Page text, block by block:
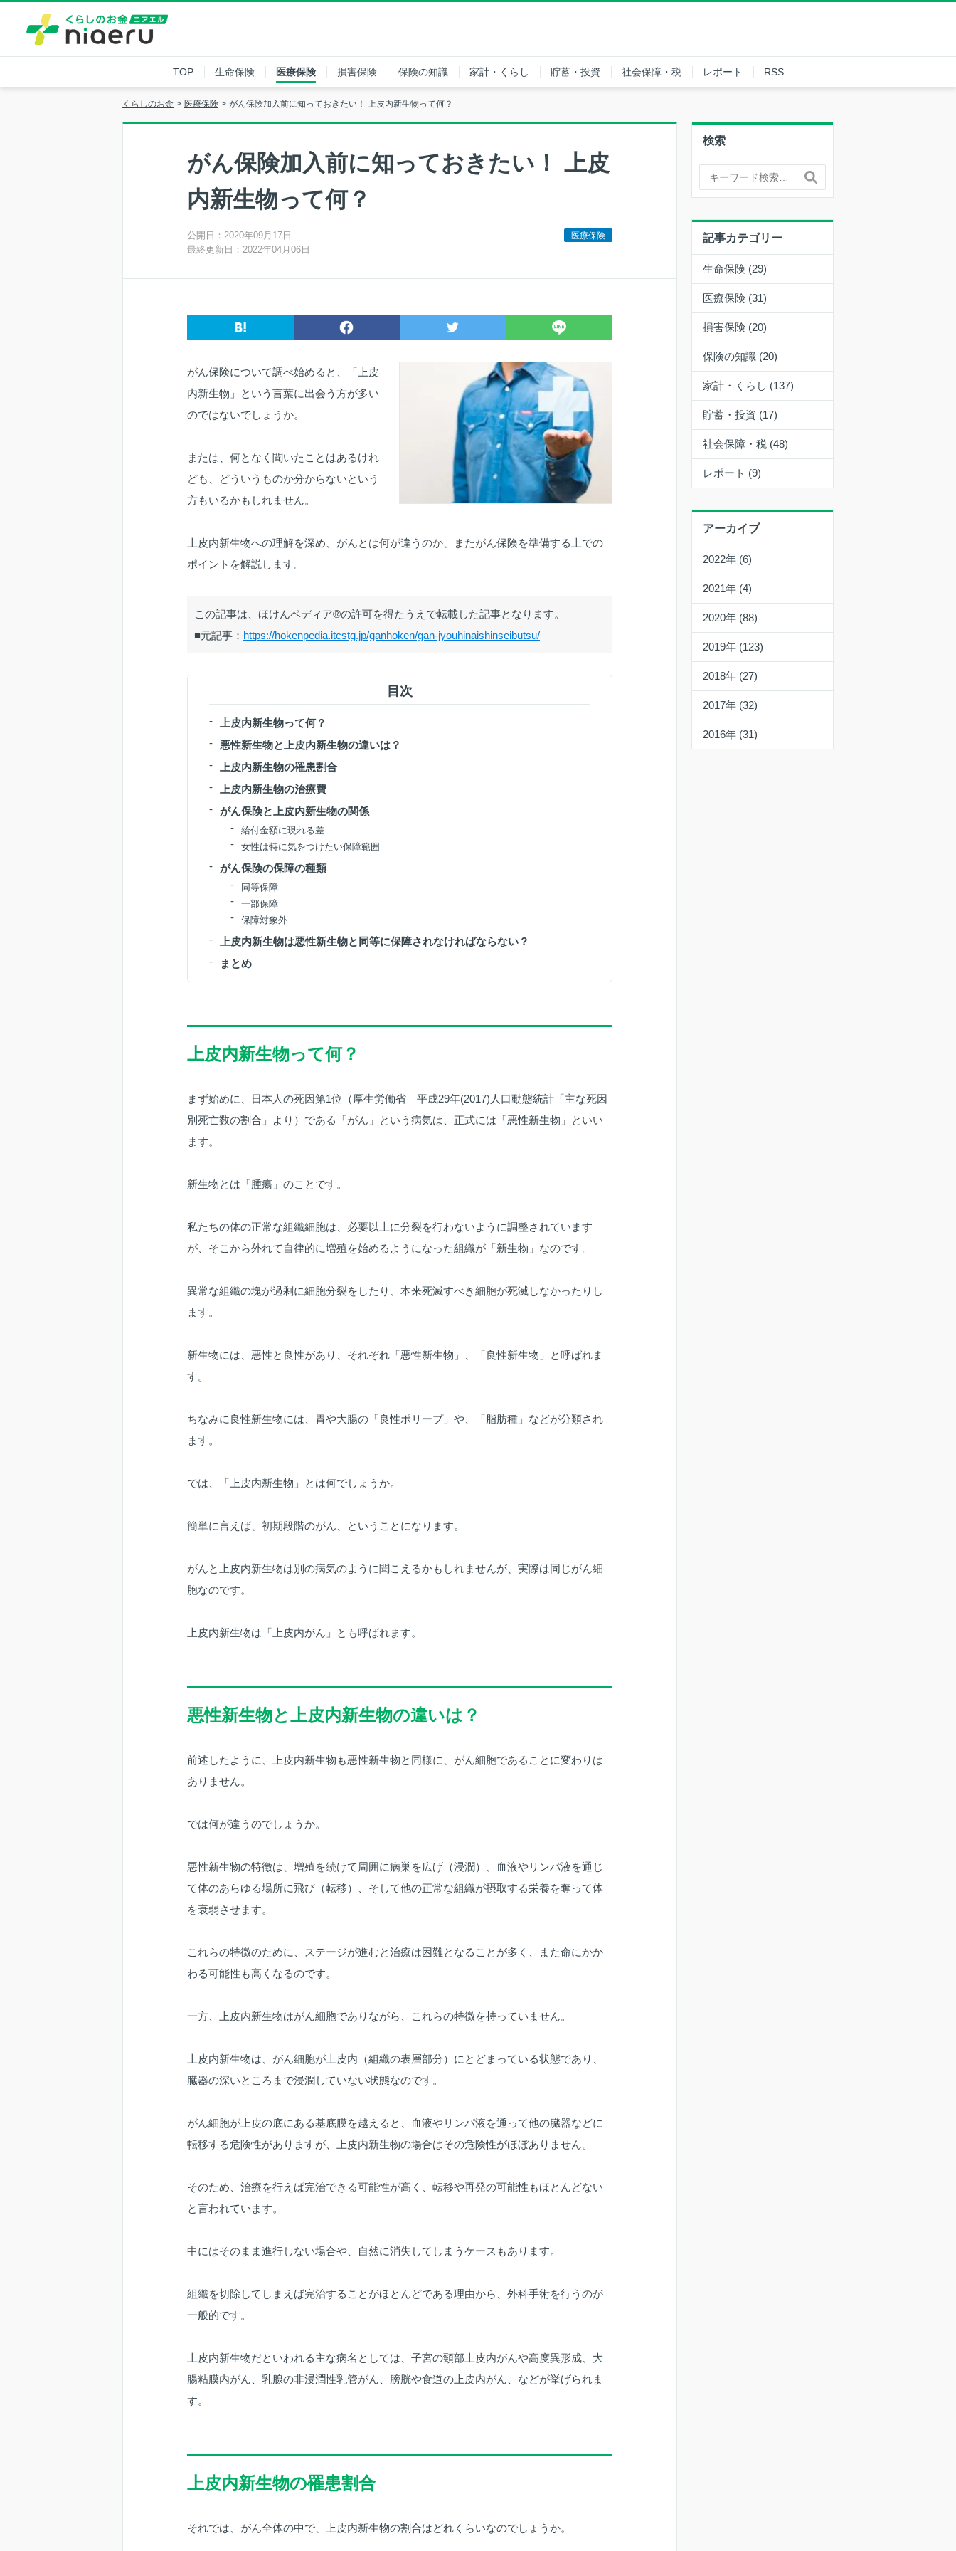
TOP 生命保険 医療保険 損害保険 保険の知識 家計・くらし 貯蓄・投資 社会保障・税 レポート RSS
くらしのお金 医療保険 がん保険加入前に知っておきたい！ 上皮内新生物って何？
がん保険加入前に知っておきたい！ 上皮
内新生物って何？
公開日：2020年09月17日
最終更新日：2022年04月06日
医療保険
がん保険について調べ始めると、「上皮
内新生物」という言葉に出会う方が多い
のではないでしょうか。
または、何となく聞いたことはあるけれ
ども、どういうものか分からないという
方もいるかもしれません。
上皮内新生物への理解を深め、がんとは何が違うのか、またがん保険を準備する上での
ポイントを解説します。
この記事は、ほけんペディア®の許可を得たうえで転載した記事となります。
■元記事： https://hokenpedia.itcstg.jp/ganhoken/gan-jyouhinaishinseibutsu/
目次
上皮内新生物って何？
悪性新生物と上皮内新生物の違いは？
上皮内新生物の罹患割合
上皮内新生物の治療費
がん保険と上皮内新生物の関係
給付金額に現れる差
女性は特に気をつけたい保障範囲
がん保険の保障の種類
同等保障
一部保障
保障対象外
上皮内新生物は悪性新生物と同等に保障されなければならない？
まとめ
上皮内新生物って何？
まず始めに、日本人の死因第1位（厚生労働省 平成29年(2017)人口動態統計「主な死因
別死亡数の割合」より）である「がん」という病気は、正式には「悪性新生物」といい
ます。
新生物とは「腫瘍」のことです。
私たちの体の正常な組織細胞は、必要以上に分裂を行わないように調整されています
が、そこから外れて自律的に増殖を始めるようになった組織が「新生物」なのです。
異常な組織の塊が過剰に細胞分裂をしたり、本来死滅すべき細胞が死滅しなかったりし
ます。
新生物には、悪性と良性があり、それぞれ「悪性新生物」、「良性新生物」と呼ばれま
す。
ちなみに良性新生物には、胃や大腸の「良性ポリープ」や、「脂肪種」などが分類され
ます。
では、「上皮内新生物」とは何でしょうか。
簡単に言えば、初期段階のがん、ということになります。
がんと上皮内新生物は別の病気のように聞こえるかもしれませんが、実際は同じがん細
胞なのです。
上皮内新生物は「上皮内がん」とも呼ばれます。
悪性新生物と上皮内新生物の違いは？
前述したように、上皮内新生物も悪性新生物と同様に、がん細胞であることに変わりは
ありません。
では何が違うのでしょうか。
悪性新生物の特徴は、増殖を続けて周囲に病巣を広げ（浸潤）、血液やリンパ液を通じ
て体のあらゆる場所に飛び（転移）、そして他の正常な組織が摂取する栄養を奪って体
を衰弱させます。
これらの特徴のために、ステージが進むと治療は困難となることが多く、また命にかか
わる可能性も高くなるのです。
一方、上皮内新生物はがん細胞でありながら、これらの特徴を持っていません。
上皮内新生物は、がん細胞が上皮内（組織の表層部分）にとどまっている状態であり、
臓器の深いところまで浸潤していない状態なのです。
がん細胞が上皮の底にある基底膜を越えると、血液やリンパ液を通って他の臓器などに
転移する危険性がありますが、上皮内新生物の場合はその危険性がほぼありません。
そのため、治療を行えば完治できる可能性が高く、転移や再発の可能性もほとんどない
と言われています。
中にはそのまま進行しない場合や、自然に消失してしまうケースもあります。
組織を切除してしまえば完治することがほとんどである理由から、外科手術を行うのが
一般的です。
上皮内新生物だといわれる主な病名としては、子宮の頸部上皮内がんや高度異形成、大
腸粘膜内がん、乳腺の非浸潤性乳管がん、膀胱や食道の上皮内がん、などが挙げられま
す。
上皮内新生物の罹患割合
それでは、がん全体の中で、上皮内新生物の割合はどれくらいなのでしょうか。
検索
記事カテゴリー
生命保険 (29)
医療保険 (31)
損害保険 (20)
保険の知識 (20)
家計・くらし (137)
貯蓄・投資 (17)
社会保障・税 (48)
レポート (9)
アーカイブ
2022年 (6)
2021年 (4)
2020年 (88)
2019年 (123)
2018年 (27)
2017年 (32)
2016年 (31)